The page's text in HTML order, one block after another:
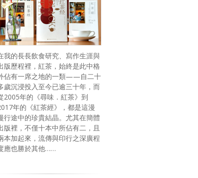
我的長長飲食研究、寫作生涯與
版歷程裡，紅茶，始終是此中格
佔有一席之地的一類——自二十
歲沉浸投入至今已逾三十年，而
2005年的《尋味．紅茶》到
年的《紅茶經》，都是這漫
行途中的珍貴結晶。尤其在簡體
版裡，不僅十本中所佔有二，且
本加起來，流傳與印行之深廣程
應也勝於其他……